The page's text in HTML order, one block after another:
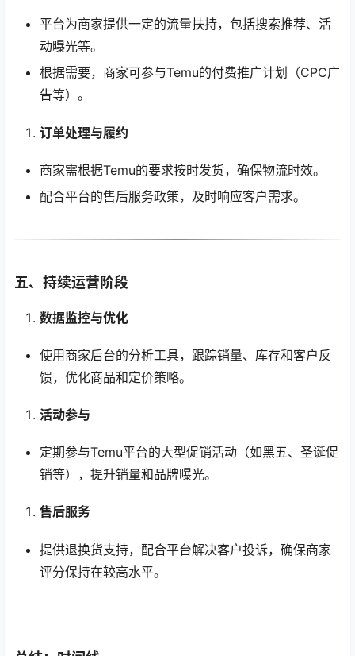
平台为商家提供一定的流量扶持，包括搜索推荐、活
动曝光等。
根据需要，商家可参与Temu的付费推广计划（CPC广
告等）。
订单处理与履约
商家需根据Temu的要求按时发货，确保物流时效。
配合平台的售后服务政策，及时响应客户需求。
五、持续运营阶段
数据监控与优化
使用商家后台的分析工具，跟踪销量、库存和客户反
馈，优化商品和定价策略。
活动参与
定期参与Temu平台的大型促销活动（如黑五、圣诞促
销等），提升销量和品牌曝光。
售后服务
提供退换货支持，配合平台解决客户投诉，确保商家
评分保持在较高水平。